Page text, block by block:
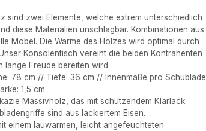
sind zwei Elemente, welche extrem unterschiedlich
diese Materialien unschlagbar. Kombinationen aus
Möbel. Die Wärme des Holzes wird optimal durch
Konsolentisch vereint die beiden Kontrahenten
lange Freude bereiten wird.
78 cm // Tiefe: 36 cm // Innenmaße pro Schublade
1,5 cm.
Massivholz, das mit schützendem Klarlack
sind aus lackiertem Eisen.
einem lauwarmen, leicht angefeuchteten